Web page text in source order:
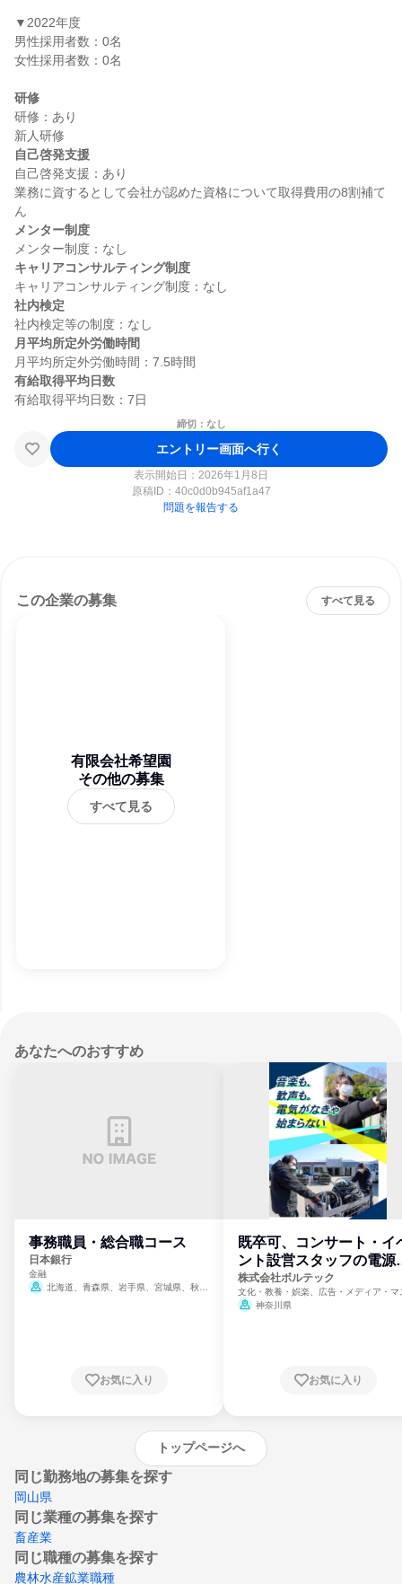
▼2022年度
男性採用者数：0名
女性採用者数：0名
研修
研修：あり
自己啓発支援
自己啓発支援：あり
業務に資するとして会社が認めた資格について取得費用の8割補て
メンター制度
キャリアコンサルティング制度
社内検定
月平均所定外労働時間
有給取得平均日数
締切：なし
エントリー画面へ行く
表示開始日：2026年1月8日
原稿ID： 40c0d0b945af1a47
問題を報告する
この企業の募集 すべて見る
有限会社希望園
その他の募集
すべて見る
あなたへのおすすめ
事務職員・総合職コース
日本銀行
金融
北海道、青森県、岩手県、宮城県、秋田
崎県、熊本県、大分県、宮崎県、鹿児島県、
お気に入り
既卒可、コンサート・イ
ント設営スタッフの電源
門
株式会社ボルテック
文化・教養・娯楽、広告・メディア・マ
ミ、電力・ガス・水道・エネルギー
神奈川県
お気に入り
トップページへ
同じ勤務地の募集を探す
岡山県
同じ業種の募集を探す
畜産業
同じ職種の募集を探す
農林水産鉱業職種